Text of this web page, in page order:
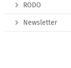
RODO
Newsletter